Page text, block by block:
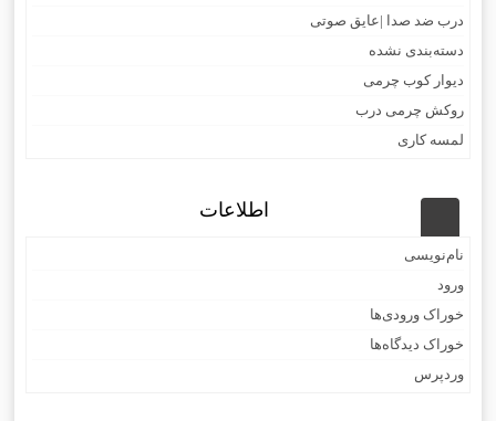
درب ضد صدا |عایق صوتی
دسته‌بندی نشده
دیوار کوب چرمی
روکش چرمی درب
لمسه کاری
اطلاعات
نام‌نویسی
ورود
خوراک ورودی‌ها
خوراک دیدگاه‌ها
وردپرس